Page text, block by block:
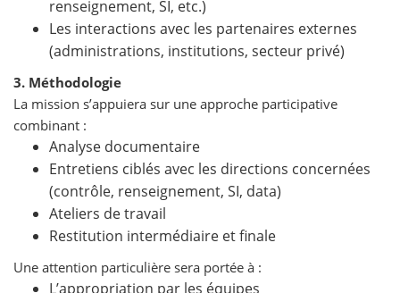
renseignement, SI, etc.)
Les interactions avec les partenaires externes
(administrations, institutions, secteur privé)
3. Méthodologie
La mission s’appuiera sur une approche participative
combinant :
Analyse documentaire
Entretiens ciblés avec les directions concernées
(contrôle, renseignement, SI, data)
Ateliers de travail
Restitution intermédiaire et finale
Une attention particulière sera portée à :
L’appropriation par les équipes